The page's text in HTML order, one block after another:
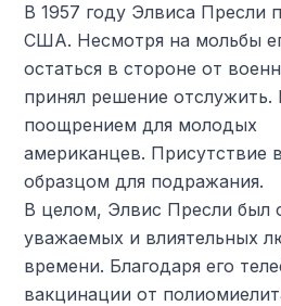
В 1957 году Элвиса Пресли
США. Несмотря на мольбы
остаться в стороне от
принял решение отслужить.
поощрением для молодых
американцев. Присутствие
образцом для подражания.
В целом, Элвис Пресли был
уважаемых и влиятельных
времени. Благодаря его
вакцинации от